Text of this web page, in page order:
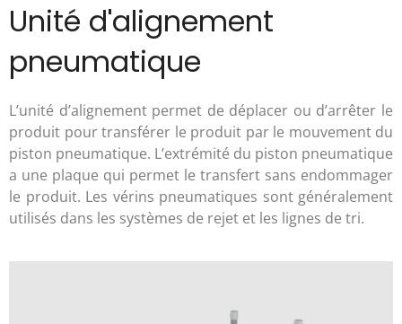
Unité d'alignement
pneumatique
L’unité d’alignement permet de déplacer ou d’arrêter le
produit pour transférer le produit par le mouvement du
piston pneumatique. L’extrémité du piston pneumatique
a une plaque qui permet le transfert sans endommager
le produit. Les vérins pneumatiques sont généralement
utilisés dans les systèmes de rejet et les lignes de tri.